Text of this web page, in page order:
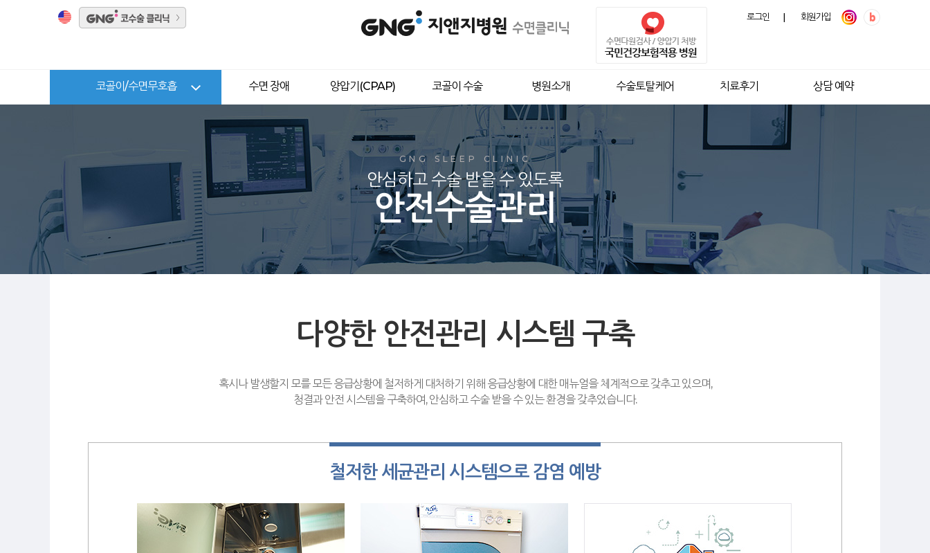
로그인 | 회원가입
코골이/수면무호흡
수면무호흡의 흔한 증상, 코골이
코골이는
수면무호흡의 시작 알리는 신호거나
이미 수면 무호흡이 있다는 것!
코골이는 결국 질병입니다.
수면무호흡 치료를 위한 검사
내시경/3D CT 검사
치료 방법을
결정하기 위한 목적
유일한 진단 목적 검사
코골이 • 수면무호흡 치료의 원칙
수면다원검사를 통해 RDI 지수를 토대로 진단을 내리고
내시경,3D CT검사 결과를 종합하여 최적의 치료 결정
코골이 치료의 정석
64,927
GNG 양압기 평생관리시스템 운영
양압기는 수면 시 평생 착용 해야하는 도구로
GNG 에서는 평생 관리시스템을 운영하고 있습니다.
지속적인
착용률 관리
양압기 부적응 시 빠르게
다음 단계 치료 진행
높은 치료 성공률
수면 장애 양압기(CPAP) 코골이 수술 병원소개 수술토탈케어 치료후기 상담 예약
GNG SLEEP CLINIC
안심하고 수술 받을 수 있도록
안전수술관리
다양한 안전관리 시스템 구축
혹시나 발생할지 모를 모든 응급상황에 철저하게 대처하기 위해 응급상황에 대한 매뉴얼을 체계적으로 갖추고 있으며,
청결과 안전 시스템을 구축하여, 안심하고 수술 받을 수 있는 환경을 갖추었습니다.
철저한 세균관리 시스템으로 감염 예방